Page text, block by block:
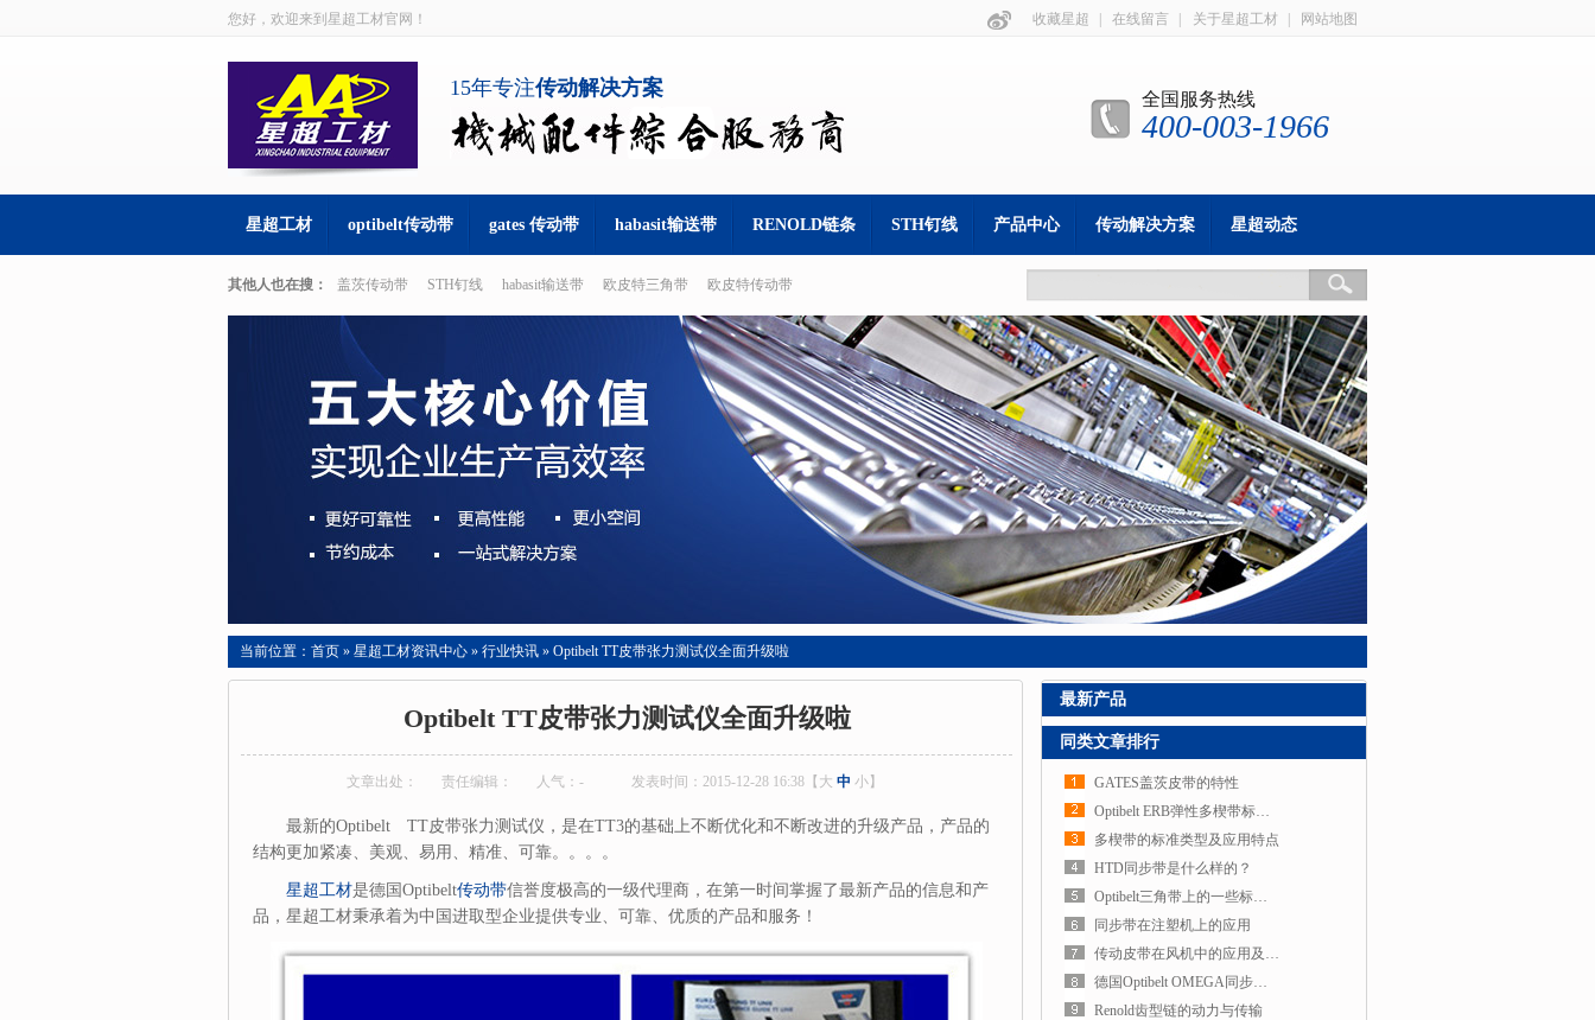
收藏星超 在线留言 关于星超工材 网站地图
您好，欢迎来到星超工材官网！
15年专注传动解决方案 全国服务热线
400-003-1966
星超工材 optibelt传动带 gates 传动带 habasit输送带 RENOLD链条 STH钉线 产品中心 传动解决方案 星超动态
其他人也在搜： 盖茨传动带 STH钉线 habasit输送带 欧皮特三角带 欧皮特传动带
当前位置： 首页 » 星超工材资讯中心 » 行业快讯 » Optibelt TT皮带张力测试仪全面升级啦
Optibelt TT皮带张力测试仪全面升级啦
文章出处： 责任编辑： 人气： - 发表时间：2015-12-28 16:38【 大 中 小】
最新的Optibelt TT皮带张力测试仪，是在TT3的基础上不断优化和不断改进的升级产品，产品的
结构更加紧凑、美观、易用、精准、可靠。。。。
星超工材是德国Optibelt传动带信誉度极高的一级代理商，在第一时间掌握了最新产品的信息和产
品，星超工材秉承着为中国进取型企业提供专业、可靠、优质的产品和服务！
最新产品
同类文章排行
GATES盖茨皮带的特性
Optibelt ERB弹性多楔带标准结构及特点
多楔带的标准类型及应用特点
HTD同步带是什么样的？
Optibelt三角带上的一些标识含义你知道吗？
同步带在注塑机上的应用
传动皮带在风机中的应用及发展趋势
德国Optibelt OMEGA同步带介绍
Renold齿型链的动力与传输